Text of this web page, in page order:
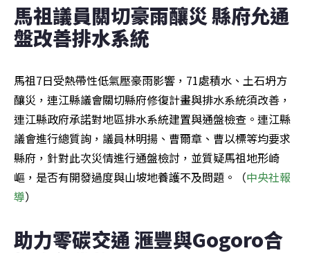
馬祖議員關切豪雨釀災 縣府允通
盤改善排水系統
馬祖7日受熱帶性低氣壓豪雨影響，71處積水、土石坍方
釀災，連江縣議會關切縣府修復計畫與排水系統須改善，
連江縣政府承諾對地區排水系統建置與通盤檢查。連江縣
議會進行總質詢，議員林明揚、曹爾章、曹以標等均要求
縣府，針對此次災情進行通盤檢討，並質疑馬祖地形崎
嶇，是否有開發過度與山坡地養護不及問題。（中央社報
導）
助力零碳交通 滙豐與Gogoro合